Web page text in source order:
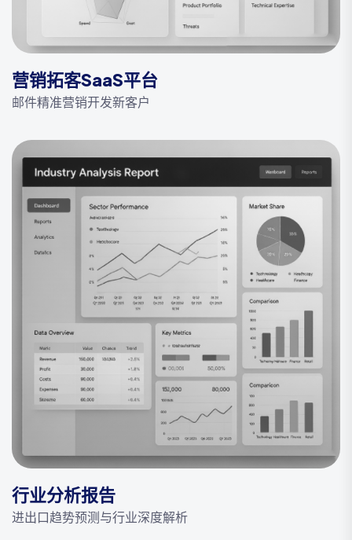
营销拓客SaaS平台
邮件精准营销开发新客户
行业分析报告
进出口趋势预测与行业深度解析